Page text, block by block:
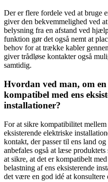
Der er flere fordele ved at bruge
giver den bekvemmelighed ved
belysning fra en afstand ved
funktion gør det også nemt at
behov for at trække kabler
giver trådløse kontakter også
samtidig.
Hvordan ved man, om
kompatibel med ens
installationer?
For at sikre kompatibilitet
eksisterende elektriske
kontakt, der passer til ens land
anbefales også at læse
at sikre, at det er kompatibelt
belastning af ens eksisterende
det være en god idé at konsultere